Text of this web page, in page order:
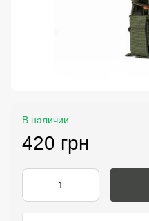
В наличии
420 грн